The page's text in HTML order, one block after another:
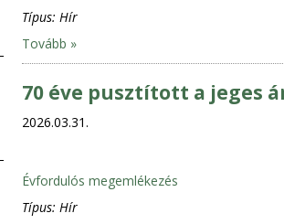
Típus: Hír
Tovább »
70 éve pusztított a jeges
2026.03.31.
Évfordulós megemlékezés
Típus: Hír